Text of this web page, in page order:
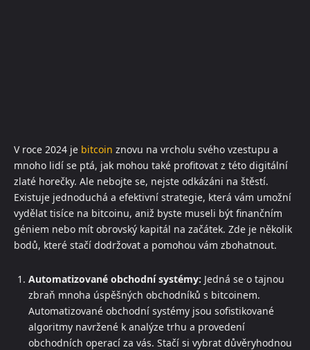
V roce 2024 je bitcoin znovu na vrcholu svého vzestupu a
mnoho lidí se ptá, jak mohou také profitovat z této digitální
zlaté horečky. Ale nebojte se, nejste odkázáni na štěstí.
Existuje jednoduchá a efektivní strategie, která vám umožní
vydělat tisíce na bitcoinu, aniž byste museli být finančním
géniem nebo mít obrovský kapitál na začátek. Zde je několik
bodů, které stačí dodržovat a pomohou vám zbohatnout.
Automatizované obchodní systémy: Jedná se o tajnou
zbraň mnoha úspěšných obchodníků s bitcoinem.
Automatizované obchodní systémy jsou sofistikované
algoritmy navržené k analýze trhu a provedení
obchodních operací za vás. Stačí si vybrat důvěryhodnou